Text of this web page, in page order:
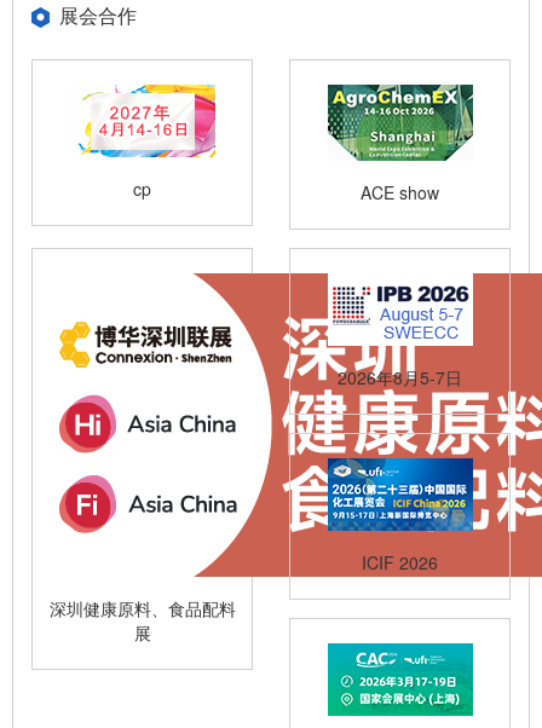
展会合作
cp ACE show
深圳健康原料、食品配料
展
2026年8月5-7日
ICIF 2026